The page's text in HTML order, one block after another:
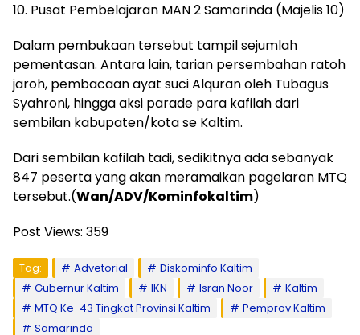
10. Pusat Pembelajaran MAN 2 Samarinda (Majelis 10)
Dalam pembukaan tersebut tampil sejumlah
pementasan. Antara lain, tarian persembahan ratoh
jaroh, pembacaan ayat suci Alquran oleh Tubagus
Syahroni, hingga aksi parade para kafilah dari
sembilan kabupaten/kota se Kaltim.
Dari sembilan kafilah tadi, sedikitnya ada sebanyak
847 peserta yang akan meramaikan pagelaran MTQ
tersebut.(Wan/ADV/Kominfokaltim)
Post Views: 359
Tag: Advetorial
Diskominfo Kaltim
Gubernur Kaltim
IKN Isran Noor
Kaltim
MTQ Ke-43 Tingkat Provinsi Kaltim
Pemprov Kaltim
Samarinda